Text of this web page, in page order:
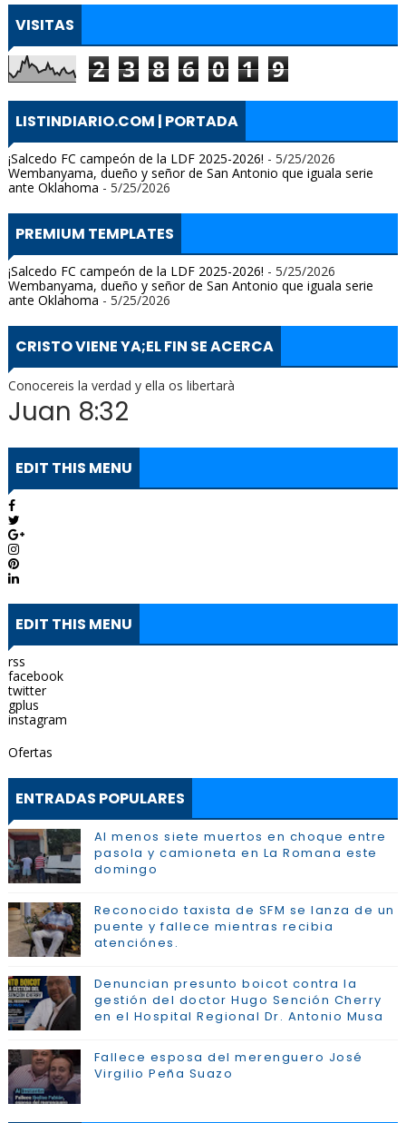
VISITAS
2 3 8 6 0 1 9
LISTINDIARIO.COM | PORTADA
¡Salcedo FC campeón de la LDF 2025-2026! - 5/25/2026
Wembanyama, dueño y señor de San Antonio que iguala serie
ante Oklahoma - 5/25/2026
PREMIUM TEMPLATES
¡Salcedo FC campeón de la LDF 2025-2026! - 5/25/2026
Wembanyama, dueño y señor de San Antonio que iguala serie
ante Oklahoma - 5/25/2026
CRISTO VIENE YA;EL FIN SE ACERCA
Conocereis la verdad y ella os libertarà
Juan 8:32
EDIT THIS MENU
EDIT THIS MENU
rss
facebook
twitter
gplus
instagram
Ofertas
ENTRADAS POPULARES
Al menos siete muertos en choque entre
pasola y camioneta en La Romana este
domingo
Reconocido taxista de SFM se lanza de un
puente y fallece mientras recibia
atenciónes.
Denuncian presunto boicot contra la
gestión del doctor Hugo Sención Cherry
en el Hospital Regional Dr. Antonio Musa
Fallece esposa del merenguero José
Virgilio Peña Suazo